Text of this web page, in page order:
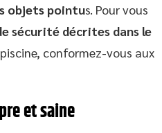
objets pointus. Pour vous
sécurité décrites dans le
conformez-vous aux
et saine